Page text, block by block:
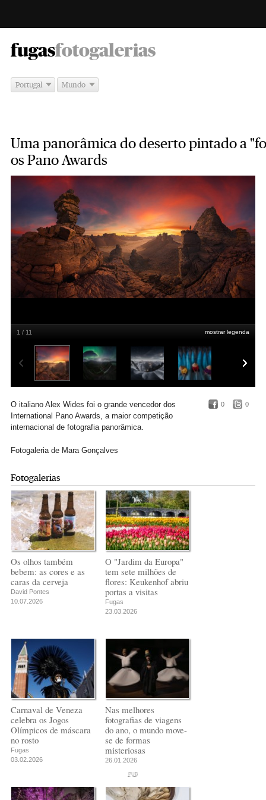
fugas -
fotogalerias
Portugal Mundo
Uma panorâmica do deserto pintado a
os Pano Awards
Pano Awards (thepanoawards.com)
mostrar legenda
1 / 11
0 0
O italiano Alex Wides foi o grande vencedor dos
International Pano Awards, a maior competição
internacional de fotografia panorâmica.
Fotogaleria de Mara Gonçalves
Fotogalerias
Os olhos também
bebem: as cores e as
caras da cerveja
David Pontes
10.07.2026
O "Jardim da Europa"
tem sete milhões de
flores: Keukenhof abriu
portas a visitas
Fugas
23.03.2026
Carnaval de Veneza
celebra os Jogos
Olímpicos de máscara
no rosto
Fugas
03.02.2026
Nas melhores
fotografias de viagens
do ano, o mundo move-
se de formas
misteriosas
26.01.2026
PUB
PUB